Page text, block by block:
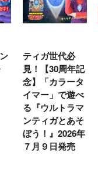
ティガ世代必
見！【30周年記
念】「カラータ
イマー」で遊べ
る『ウルトラマ
ンティガとあそ
ぼう！』2026年
７月９日発売